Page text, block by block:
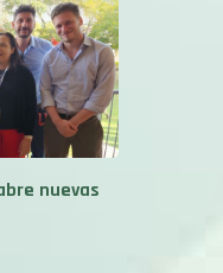
nuevas